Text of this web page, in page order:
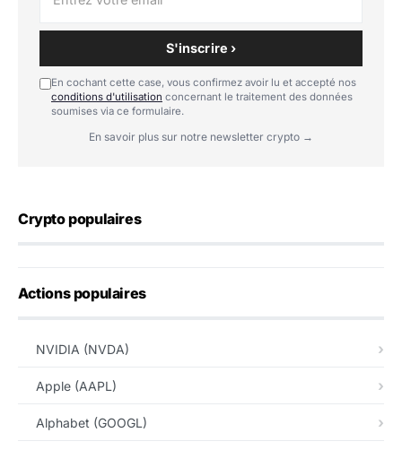
S'inscrire ›
En cochant cette case, vous confirmez avoir lu et accepté nos
conditions d'utilisation concernant le traitement des données
soumises via ce formulaire.
En savoir plus sur notre newsletter crypto →
Crypto populaires
Actions populaires
NVIDIA (NVDA)
Apple (AAPL)
Alphabet (GOOGL)